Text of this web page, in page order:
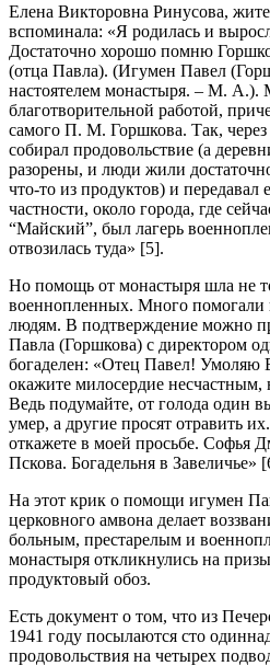
Елена Викторовна Ринусова,
вспоминала: «Я родилась и
Достаточно хорошо помню
(отца Павла). (Игумен Павел
настоятелем монастыря. – М. А.).
благотворительной работой,
самого П. М. Горшкова. Так,
собирал продовольствие (а
разорены, и люди жили
что-то из продуктов) и передавал
частности, около города, где
“Майский”, был лагерь
отвозилась туда» [5].
Но помощь от монастыря шла не
военнопленных. Много
людям. В подтверждение можно
Павла (Горшкова) с директором
богаделен: «Отец Павел! Умоляю
окажите милосердие
Ведь подумайте, от голода один
умер, а другие просят отравить
откажете в моей просьбе. Софья
Пскова. Богадельня в Завеличье»
На этот крик о помощи игумен
церковного амвона делает
больным, престарелым и
монастыря откликнулись на
продуктовый обоз.
Есть документ о том, что из
1941 году посылаются сто
продовольствия на четырех